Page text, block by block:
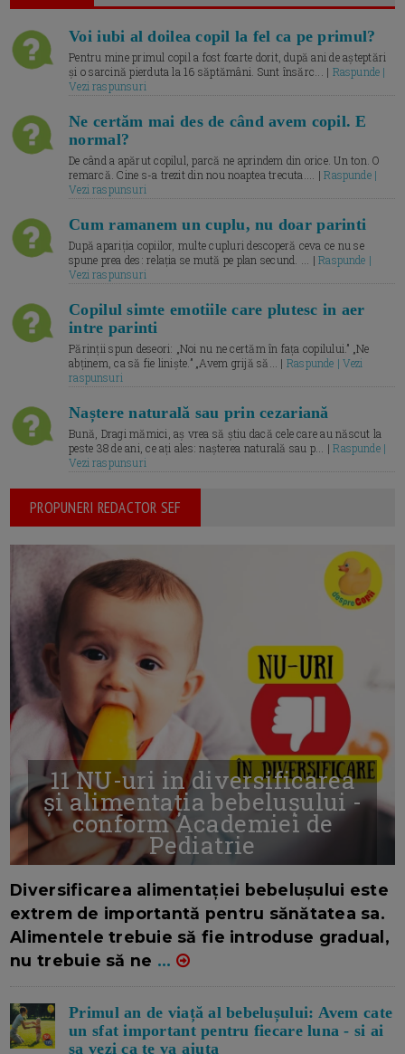
Voi iubi al doilea copil la fel ca pe primul?
Pentru mine primul copil a fost foarte dorit, după ani de așteptări
și o sarcină pierduta la 16 săptămâni. Sunt însărc... | Raspunde |
Vezi raspunsuri
Ne certăm mai des de când avem copil. E
normal?
De când a apărut copilul, parcă ne aprindem din orice. Un ton. O
remarcă. Cine s-a trezit din nou noaptea trecuta.... |Raspunde |
Vezi raspunsuri
Cum ramanem un cuplu, nu doar parinti
După apariția copiilor, multe cupluri descoperă ceva ce nu se
spune prea des: relația se mută pe plan secund. ... |Raspunde |
Vezi raspunsuri
Copilul simte emotiile care plutesc in aer
intre parinti
Părinții spun deseori: „Noi nu ne certăm în fața copilului.” „Ne
abținem, ca să fie liniște.” „Avem grijă să... | Raspunde | Vezi
raspunsuri
Naștere naturală sau prin cezariană
Bună, Dragi mămici, aș vrea să știu dacă cele care au născut la
peste 38 de ani, ce ați ales: nașterea naturală sau p... |Raspunde |
Vezi raspunsuri
PROPUNERI REDACTOR SEF
11 NU-uri in diversificarea
și alimentația bebelușului -
conform Academiei de
Pediatrie
Diversificarea alimentației bebelușului este
extrem de importantă pentru sănătatea sa.
Alimentele trebuie să fie introduse gradual,
nu trebuie să ne ...
Primul an de viață al bebelușului: Avem cate
un sfat important pentru fiecare luna - si ai
sa vezi ca te va ajuta